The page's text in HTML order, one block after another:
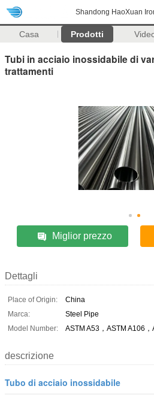
Shandong HaoXuan
Casa Prodotti
Tubi in acciaio inossidabile di
trattamenti
Miglior prezzo
Dettagli
Place of Origin:
China
Marca:
Steel Pipe
Model Number:
ASTM A53，ASTM A106
descrizione
Tubo di acciaio inossidabile